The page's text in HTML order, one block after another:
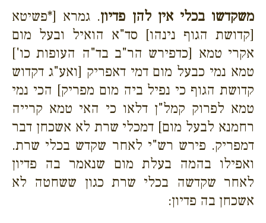
משקדשו בכלי אין להן פדיון. גמרא [*פשיטא
[קדושת הגוף נינהו] סד"א הואיל ובעל מום
אקרי טמא [כדפירש הר"ב בד"ה העופות כו']
טמא נמי כבעל מום דמי דאפריק [ואע"ג דקדוש
קדושת הגוף כי נפיל ביה מום מפריק] הכי נמי
טמא לפרוק קמל"ן דלאו כי האי טמא קרייה
רחמנא לבעל מום] דמכלי שרת לא אשכחן דבר
דמפריק. פירש רש"י לאחר שקדש בכלי שרת.
ואפילו בהמה בעלת מום שנאמר בה פדיון
לאחר שקדשה בכלי שרת כגון ששחטה לא
אשכחן בה פדיון: